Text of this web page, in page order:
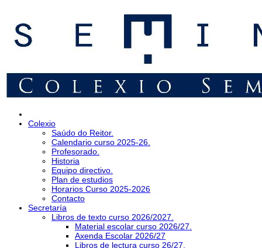
Colexio
Saúdo do Reitor.
Calendario curso 2025-26.
Profesorado.
Historia
Equipo directivo.
Plan de estudios
Horarios Curso 2025-2026
Contacto
Secretaría
Libros de texto curso 2026/2027.
Material escolar curso 2026/27.
Axenda Escolar 2026/27
Libros de lectura curso 26/27.